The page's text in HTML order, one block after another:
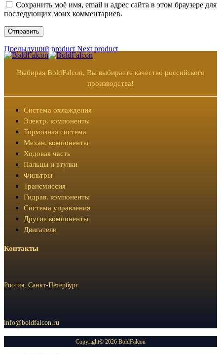
Сохранить моё имя, email и адрес сайта в этом браузере для
последующих моих комментариев.
Предыдущий product Next product
Выбирая BoldFalcon, Вы выбираете качество российского
производства!
Система охлаждения
Электр. компоненты
Тормозная система
Механ. компоненты
Ходовая часть
Пальцы и втулки
Фильтры
Трансмиссия
Гидрав. компоненты
Система управления
Другие компоненты
Двигатели
Контакты
Россия, Санкт-Петербург
info@boldfalcon.ru
Copyright© 2026 BoldFalcon